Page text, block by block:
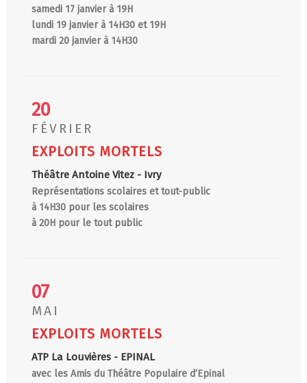
samedi 17 janvier à 19H
lundi 19 janvier à 14H30 et 19H
mardi 20 janvier à 14H30
20
FÉVRIER
EXPLOITS MORTELS
Théâtre Antoine Vitez - Ivry
Représentations scolaires et tout-public
à 14H30 pour les scolaires
à 20H pour le tout public
07
MAI
EXPLOITS MORTELS
ATP La Louvières - EPINAL
avec les Amis du Théâtre Populaire d’Epinal